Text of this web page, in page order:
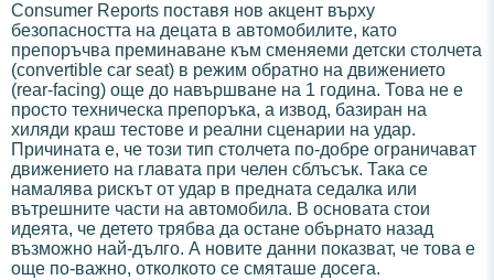
Consumer Reports поставя нов акцент върху
безопасността на децата в автомобилите, като
препоръчва преминаване към сменяеми детски столчета
(convertible car seat) в режим обратно на движението
(rear-facing) още до навършване на 1 година. Това не е
просто техническа препоръка, а извод, базиран на
хиляди краш тестове и реални сценарии на удар.
Причината е, че този тип столчета по-добре ограничават
движението на главата при челен сблъсък. Така се
намалява рискът от удар в предната седалка или
вътрешните части на автомобила. В основата стои
идеята, че детето трябва да остане обърнато назад
възможно най-дълго. А новите данни показват, че това е
още по-важно, отколкото се смяташе досега.